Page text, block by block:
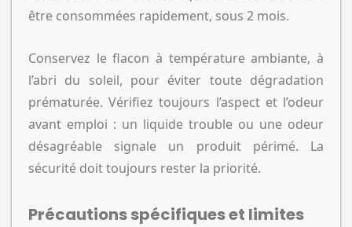
être consommées rapidement, sous 2 mois.
Conservez le flacon à température ambiante, à
l’abri du soleil, pour éviter toute dégradation
prématurée. Vérifiez toujours l’aspect et l’odeur
avant emploi : un liquide trouble ou une odeur
désagréable signale un produit périmé. La
sécurité doit toujours rester la priorité.
Précautions spécifiques et limites